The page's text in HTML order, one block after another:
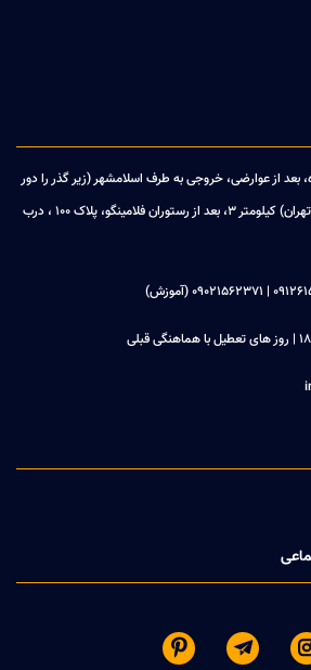
بعد از عوارضی، خروجی به طرف اسلامشهر (زیر گذر را دور
زده، اتوبان ساوه به سمت تهران) کیلومتر 3، بعد از رستوران فلامینگو، پلاک 100 ، درب

